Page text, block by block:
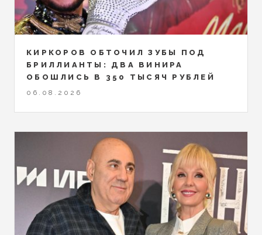
КИРКОРОВ ОБТОЧИЛ ЗУБЫ ПОД
БРИЛЛИАНТЫ: ДВА ВИНИРА
ОБОШЛИСЬ В 350 ТЫСЯЧ РУБЛЕЙ
06.08.2026